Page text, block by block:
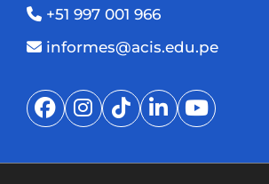
+51 997 001 966
informes@acis.edu.pe